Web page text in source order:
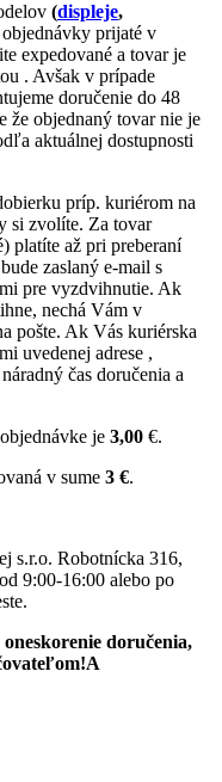
(displeje,
objednávky prijaté v
expedované a tovar je
. Avšak v prípade
doručenie do 48
že objednaný tovar nie je
aktuálnej dostupnosti
príp. kuriérom na
si zvolíte. Za tovar
platíte až pri preberaní
zaslaný e-mail s
pre vyzdvihnutie. Ak
nechá Vám v
pošte. Ak Vás kuriérska
uvedenej adrese ,
čas doručenia a
je 3,00 €.
v sume 3 €.
s.r.o. Robotnícka 316,
9:00-16:00 alebo po
doručenia,